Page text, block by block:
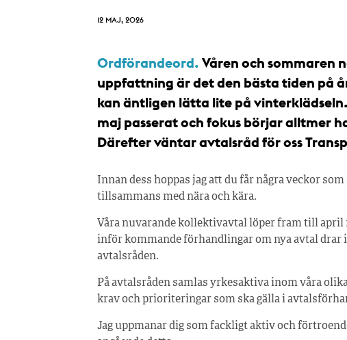
12 MAJ, 2026
Ordförandeord. Våren och sommaren
uppfattning är det den bästa tiden på
kan äntligen lätta lite på
maj passerat och fokus börjar alltmer
Därefter väntar avtalsråd för oss
Innan dess hoppas jag att du får några veckor
tillsammans med nära och kära.
Våra nuvarande kollektivavtal löper fram till april
inför kommande förhandlingar om nya avtal drar
avtalsråden.
På avtalsråden samlas yrkesaktiva inom våra
krav och prioriteringar som ska gälla i
Jag uppmanar dig som fackligt aktiv och